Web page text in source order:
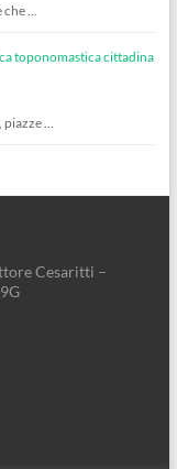
…
toponomastica cittadina
…
Cesaritti –